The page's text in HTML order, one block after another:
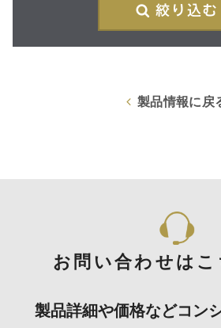
製品情報に戻
お問い合わせは
製品詳細や価格などコン